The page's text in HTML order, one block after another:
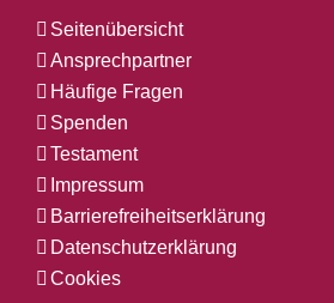
Seitenübersicht
Ansprechpartner
Häufige Fragen
Spenden
Testament
Impressum
Barrierefreiheitserklärung
Datenschutzerklärung
Cookies